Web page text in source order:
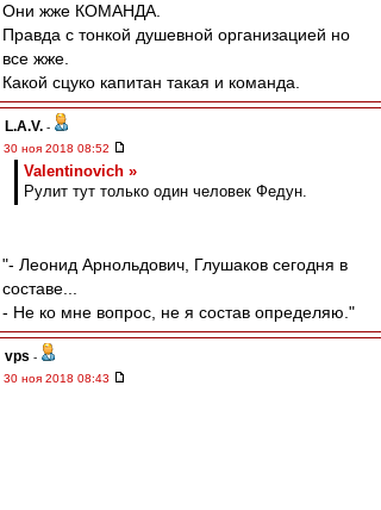
Они жже КОМАНДА.
Правда с тонкой душевной организацией но
все жже.
Какой сцуко капитан такая и команда.
L.А.V. -
30 ноя 2018 08:52
Valentinovich »
Рулит тут только один человек Федун.
"- Леонид Арнольдович, Глушаков сегодня в
составе...
- Не ко мне вопрос, не я состав определяю."
vps -
30 ноя 2018 08:43